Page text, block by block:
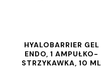
HYALOBARRIER GEL
ENDO, 1 AMPUŁKO-
STRZYKAWKA, 10 ML